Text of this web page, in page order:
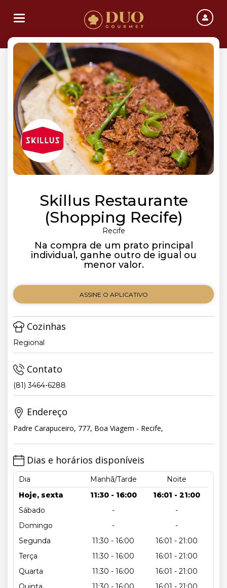
Toggle navigation
Skillus Restaurante
(Shopping Recife)
Recife
Na compra de um prato principal
individual, ganhe outro de igual ou
menor valor.
ASSINE O APLICATIVO
Cozinhas
Regional
Contato
(81) 3464-6288
Endereço
Padre Carapuceiro, 777, Boa Viagem - Recife,
Dias e horários disponíveis
Dia Manhã/Tarde
Noite
Hoje, sexta
11:30 - 16:00
16:01 - 21:00
Sábado
-
-
Domingo
-
-
Segunda
11:30 - 16:00
16:01 - 21:00
Terça
11:30 - 16:00
16:01 - 21:00
Quarta
11:30 - 16:00
16:01 - 21:00